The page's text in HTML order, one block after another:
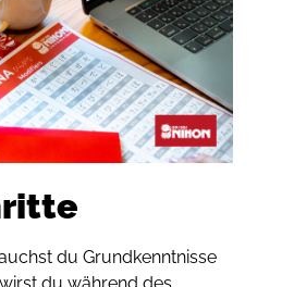
du Grundkenntnisse